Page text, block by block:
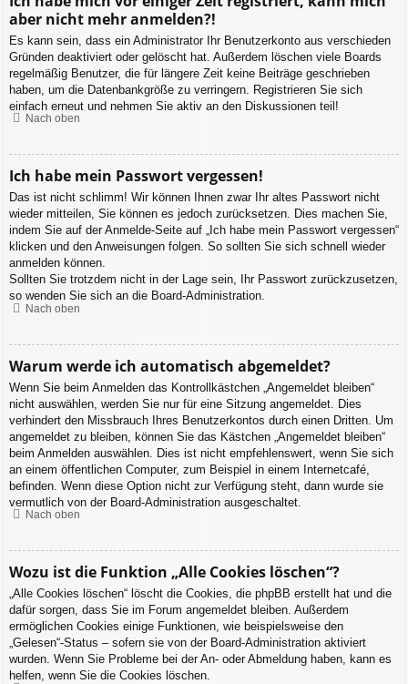
aber nicht mehr anmelden?!
Es kann sein, dass ein Administrator Ihr Benutzerkonto aus verschieden
Gründen deaktiviert oder gelöscht hat. Außerdem löschen viele Boards
regelmäßig Benutzer, die für längere Zeit keine Beiträge geschrieben
haben, um die Datenbankgröße zu verringern. Registrieren Sie sich
einfach erneut und nehmen Sie aktiv an den Diskussionen teil!
Nach oben
Ich habe mein Passwort vergessen!
Das ist nicht schlimm! Wir können Ihnen zwar Ihr altes Passwort nicht
wieder mitteilen, Sie können es jedoch zurücksetzen. Dies machen Sie,
indem Sie auf der Anmelde-Seite auf „Ich habe mein Passwort vergessen“
klicken und den Anweisungen folgen. So sollten Sie sich schnell wieder
anmelden können.
Sollten Sie trotzdem nicht in der Lage sein, Ihr Passwort zurückzusetzen,
so wenden Sie sich an die Board-Administration.
Nach oben
Warum werde ich automatisch abgemeldet?
Wenn Sie beim Anmelden das Kontrollkästchen „Angemeldet bleiben“
nicht auswählen, werden Sie nur für eine Sitzung angemeldet. Dies
verhindert den Missbrauch Ihres Benutzerkontos durch einen Dritten. Um
angemeldet zu bleiben, können Sie das Kästchen „Angemeldet bleiben“
beim Anmelden auswählen. Dies ist nicht empfehlenswert, wenn Sie sich
an einem öffentlichen Computer, zum Beispiel in einem Internetcafé,
befinden. Wenn diese Option nicht zur Verfügung steht, dann wurde sie
vermutlich von der Board-Administration ausgeschaltet.
Nach oben
Wozu ist die Funktion „Alle Cookies löschen“?
„Alle Cookies löschen“ löscht die Cookies, die phpBB erstellt hat und die
dafür sorgen, dass Sie im Forum angemeldet bleiben. Außerdem
ermöglichen Cookies einige Funktionen, wie beispielsweise den
„Gelesen“-Status – sofern sie von der Board-Administration aktiviert
wurden. Wenn Sie Probleme bei der An- oder Abmeldung haben, kann es
helfen, wenn Sie die Cookies löschen.